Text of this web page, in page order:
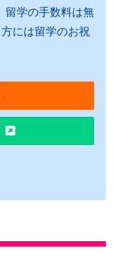
留学の手数料は無
には留学のお祝